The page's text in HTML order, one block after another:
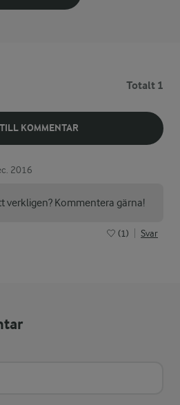
Totalt 1
KOMMENTAR
2016
verkligen? Kommentera gärna!
(1) Svar